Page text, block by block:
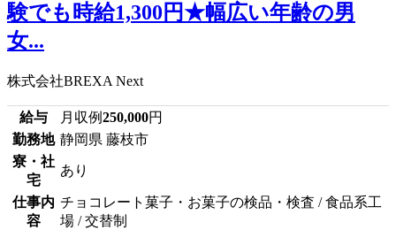
験でも時給1,300円★幅広い年齢の男
女...
株式会社BREXA Next
給与 月収例250,000円
勤務地 静岡県 藤枝市
寮・社
宅
あり
仕事内
容
チョコレート菓子・お菓子の検品・検査 / 食品系工
場 / 交替制